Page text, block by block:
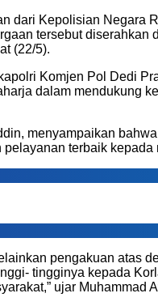
dari Kepolisian Negara
tersebut
(22/5).
Komjen Pol Dedi
dalam mendukung
menyampaikan
terbaik kepada
pengakuan atas
tingginya kepada
ujar Muhammad